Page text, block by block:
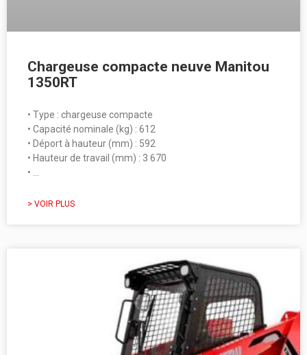
Chargeuse compacte neuve Manitou
1350RT
• Type : chargeuse compacte
• Capacité nominale (kg) : 612
• Déport à hauteur (mm) : 592
• Hauteur de travail (mm) : 3 670
• …
> VOIR PLUS